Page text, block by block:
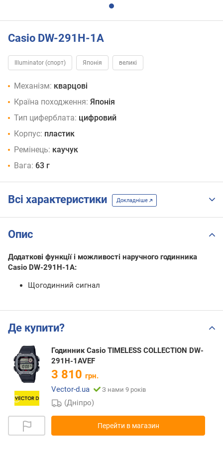
Casio DW-291H-1A
Illuminator (спорт) Японія великі
Механізм: кварцові
Країна походження: Японія
Тип циферблата: цифровий
Корпус: пластик
Ремінець: каучук
Вага: 63 г
Всі характеристики Докладніше
Опис
Додаткові функції і можливості наручного годинника
Casio DW-291H-1A:
Щогодинний сигнал
Де купити?
Годинник Casio TIMELESS COLLECTION DW-
291H-1AVEF
3 810 грн.
Vector-d.ua
З нами 9 років
(Дніпро)
Перейти в магазин